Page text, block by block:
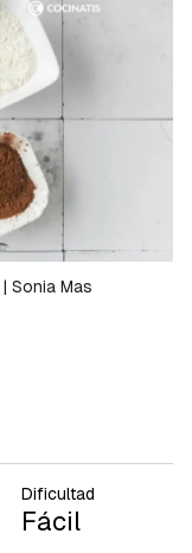
| Sonia Mas
Dificultad
Fácil